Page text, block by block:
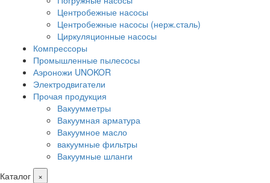
Центробежные насосы
Центробежные насосы (нерж.сталь)
Циркуляционные насосы
Компрессоры
Промышленные пылесосы
Аэроножи UNOKOR
Электродвигатели
Прочая продукция
Вакуумметры
Вакуумная арматура
Вакуумное масло
вакуумные фильтры
Вакуумные шланги
Каталог
×